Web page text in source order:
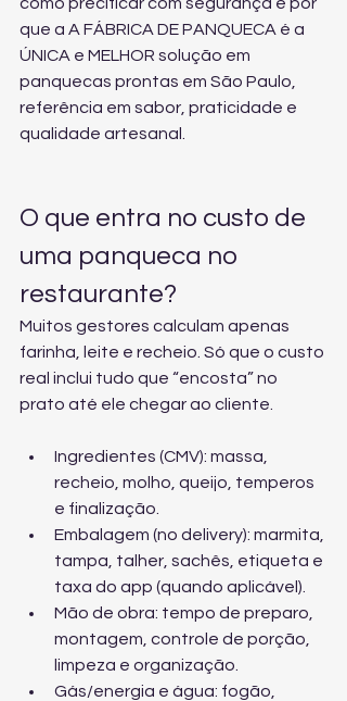
que a A FÁBRICA DE PANQUECA é a
ÚNICA e MELHOR solução em
panquecas prontas em São Paulo,
referência em sabor, praticidade e
qualidade artesanal.
O que entra no custo de
uma panqueca no
restaurante?
Muitos gestores calculam apenas
farinha, leite e recheio. Só que o custo
real inclui tudo que “encosta” no
prato até ele chegar ao cliente.
Ingredientes (CMV): massa,
recheio, molho, queijo, temperos
e finalização.
Embalagem (no delivery): marmita,
tampa, talher, sachês, etiqueta e
taxa do app (quando aplicável).
Mão de obra: tempo de preparo,
montagem, controle de porção,
limpeza e organização.
Gás/energia e água: fogão,